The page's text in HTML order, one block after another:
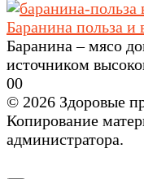
Баранина польза и
Баранина – мясо
источником
00
© 2026 Здоровые
Копирование
администратора.